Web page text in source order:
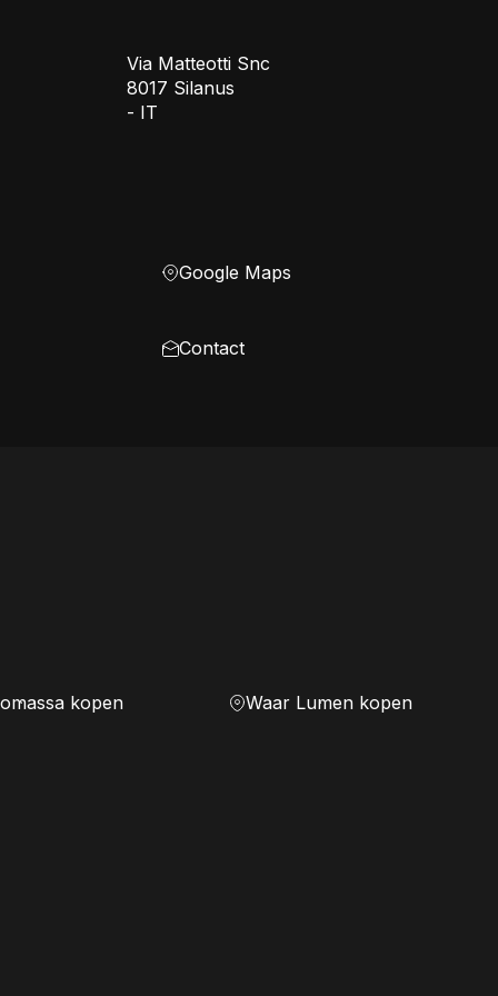
Via Matteotti Snc
8017 Silanus
- IT
Google Maps
Contact
kopen Waar Lumen kopen